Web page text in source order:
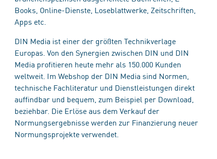
Books, Online-Dienste, Loseblattwerke, Zeitschriften,
Apps etc.
DIN Media ist einer der größten Technikverlage
Europas. Von den Synergien zwischen DIN und DIN
Media profitieren heute mehr als 150.000 Kunden
weltweit. Im Webshop der DIN Media sind Normen,
technische Fachliteratur und Dienstleistungen direkt
auffindbar und bequem, zum Beispiel per Download,
beziehbar. Die Erlöse aus dem Verkauf der
Normungsergebnisse werden zur Finanzierung neuer
Normungsprojekte verwendet.